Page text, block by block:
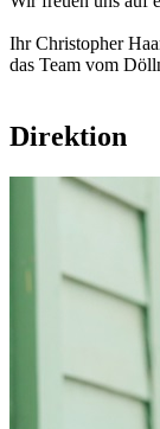
Ihr Christopher
das Team vom
Direktion